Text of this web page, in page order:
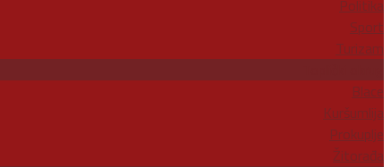
Politika
Sport
Turizam
Blace
Kuršumlija
Prokuplje
Žitorađa